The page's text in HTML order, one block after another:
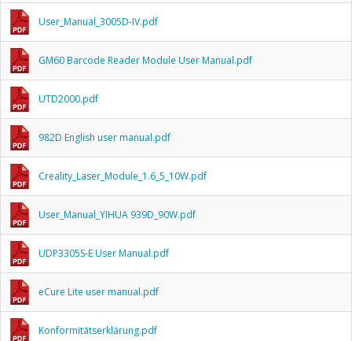
User_Manual_3005D-IV.pdf
GM60 Barcode Reader Module User Manual.pdf
UTD2000.pdf
982D English user manual.pdf
Creality_Laser_Module_1.6_5_10W.pdf
User_Manual_YIHUA 939D_90W.pdf
UDP3305S-E User Manual.pdf
eCure Lite user manual.pdf
Konformitätserklärung.pdf